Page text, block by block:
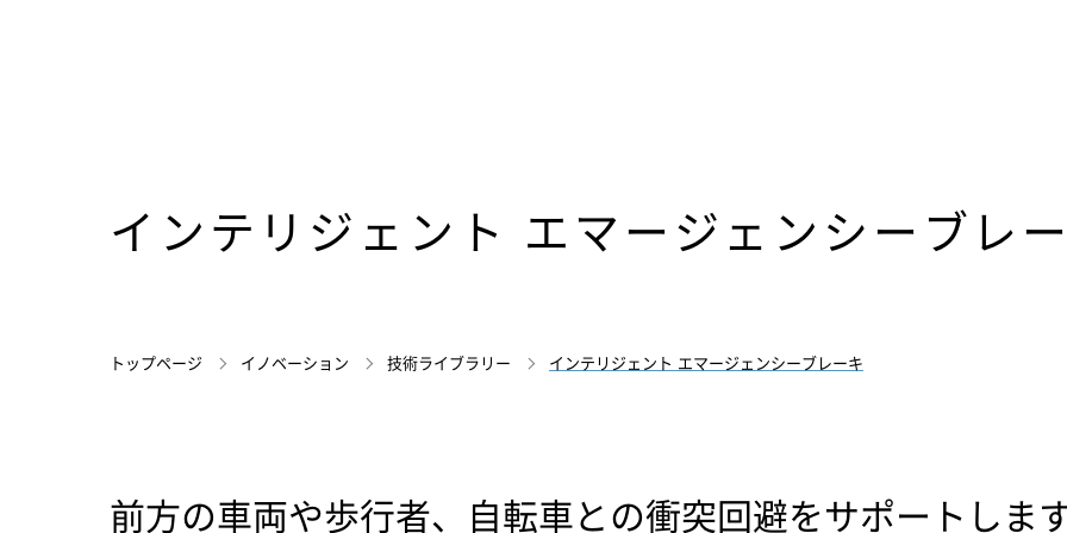
インテリジェント エマージェンシーブレ
トップページ イノベーション 技術ライブラリー インテリジェント エマージェンシーブレーキ
前方の車両や歩行者、自転車との衝突回避をサポートしま